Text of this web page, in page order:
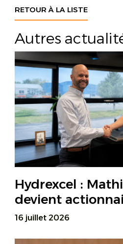
RETOUR À LA LISTE
Autres
Hydrexcel :
devient
16 juillet 2026